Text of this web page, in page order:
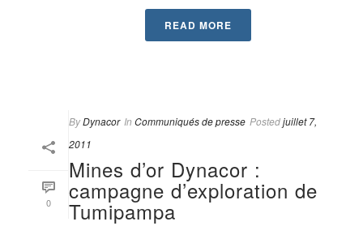
READ MORE
0
ByDynacor In Communiqués de presse Postedjuillet 7,
2011
Mines d’or Dynacor :
campagne d’exploration de
Tumipampa